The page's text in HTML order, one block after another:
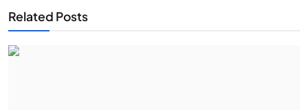
Related Posts